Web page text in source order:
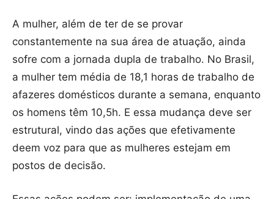
A mulher, além de ter de se provar
constantemente na sua área de atuação, ainda
sofre com a jornada dupla de trabalho. No Brasil,
a mulher tem média de 18,1 horas de trabalho de
afazeres domésticos durante a semana, enquanto
os homens têm 10,5h. E essa mudança deve ser
estrutural, vindo das ações que efetivamente
deem voz para que as mulheres estejam em
postos de decisão.